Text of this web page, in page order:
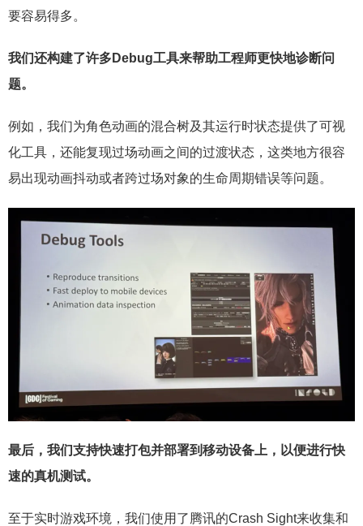
要容易得多。
我们还构建了许多Debug工具来帮助工程师更快地诊断问
题。
例如，我们为角色动画的混合树及其运行时状态提供了可视
化工具，还能复现过场动画之间的过渡状态，这类地方很容
易出现动画抖动或者跨过场对象的生命周期错误等问题。
最后，我们支持快速打包并部署到移动设备上，以便进行快
速的真机测试。
至于实时游戏环境，我们使用了腾讯的Crash Sight来收集和